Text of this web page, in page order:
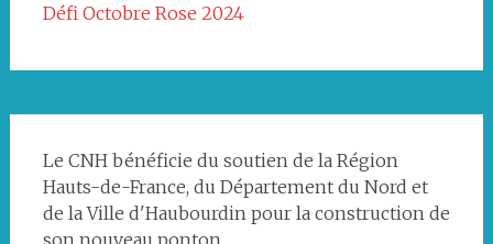
Défi Octobre Rose 2024
Le CNH bénéficie du soutien de la Région
Hauts-de-France, du Département du Nord et
de la Ville d'Haubourdin pour la construction de
son nouveau ponton